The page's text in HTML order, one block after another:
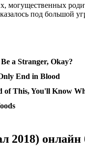
под большой
a Stranger, Okay?
End in Blood
of This, You'll Know
2018) онлайн